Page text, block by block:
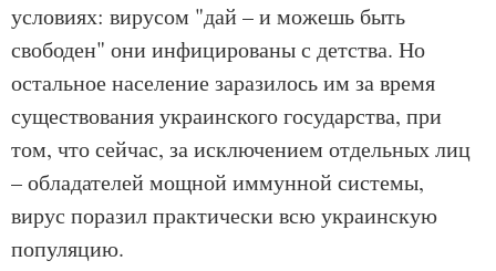
условиях: вирусом "дай – и можешь быть
свободен" они инфицированы с детства. Но
остальное население заразилось им за время
существования украинского государства, при
том, что сейчас, за исключением отдельных лиц
– обладателей мощной иммунной системы,
вирус поразил практически всю украинскую
популяцию.